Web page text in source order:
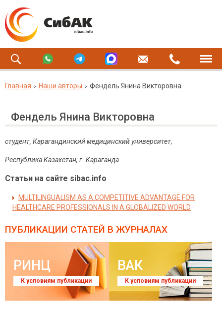
Главная Наши авторы Фендель Янина Викторовна
Фендель Янина Викторовна
студент, Карагандинский медицинский университет,
Республика Казахстан, г. Караганда
Статьи на сайте sibac.info
MULTILINGUALISM AS A COMPETITIVE ADVANTAGE FOR
HEALTHCARE PROFESSIONALS IN A GLOBALIZED WORLD
ПУБЛИКАЦИИ СТАТЕЙ В ЖУРНАЛАХ
РИНЦ
К условиям публикации
ВАК
К условиям публикации